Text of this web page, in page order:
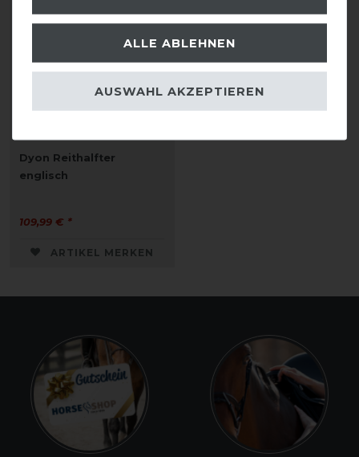
Dyon Reithalfter
englisch
109,99 € *
ARTIKEL MERKEN
ALLE ABLEHNEN
AUSWAHL AKZEPTIEREN